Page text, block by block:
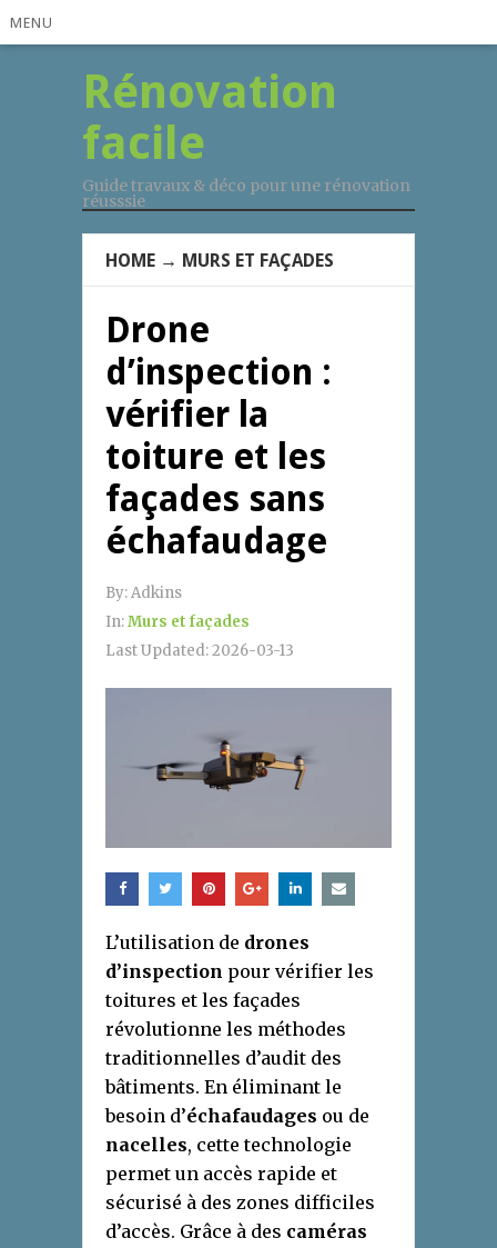
MENU
Rénovation
facile
Guide travaux & déco pour une rénovation
réusssie
HOME → MURS ET FAÇADES
Drone
d’inspection :
vérifier la
toiture et les
façades sans
échafaudage
By:Adkins
In:Murs et façades
Last Updated:2026-03-13
L’utilisation de drones
d’inspection pour vérifier les
toitures et les façades
révolutionne les méthodes
traditionnelles d’audit des
bâtiments. En éliminant le
besoin d’échafaudages ou de
nacelles, cette technologie
permet un accès rapide et
sécurisé à des zones difficiles
d’accès. Grâce à des caméras